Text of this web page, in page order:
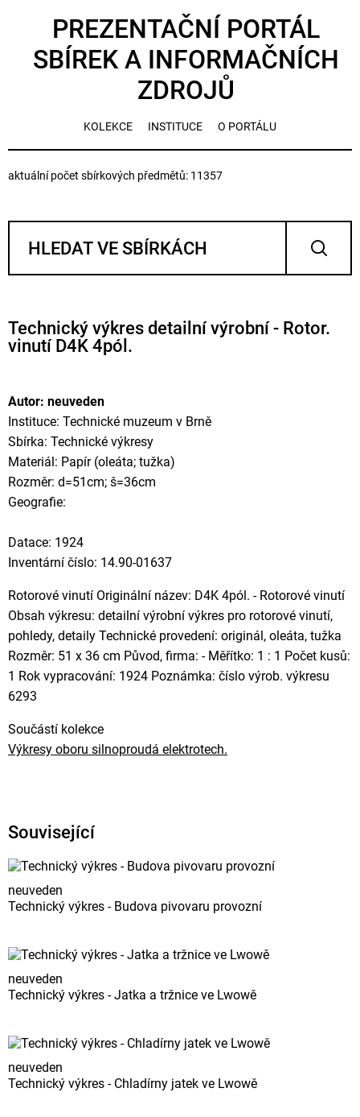
PREZENTAČNÍ PORTÁL
SBÍREK A INFORMAČNÍCH
ZDROJŮ
KOLEKCE INSTITUCE O PORTÁLU
aktuální počet sbírkových předmětů: 11357
Technický výkres detailní výrobní - Rotor.
vinutí D4K 4pól.
Autor: neuveden
Instituce: Technické muzeum v Brně
Sbírka: Technické výkresy
Materiál: Papír (oleáta; tužka)
Rozměr: d=51cm; š=36cm
Geografie:
Datace: 1924
Inventární číslo: 14.90-01637
Rotorové vinutí Originální název: D4K 4pól. - Rotorové vinutí
Obsah výkresu: detailní výrobní výkres pro rotorové vinutí,
pohledy, detaily Technické provedení: originál, oleáta, tužka
Rozměr: 51 x 36 cm Původ, firma: - Měřítko: 1 : 1 Počet kusů:
1 Rok vypracování: 1924 Poznámka: číslo výrob. výkresu
6293
Součástí kolekce
Výkresy oboru silnoproudá elektrotech.
Související
neuveden
Technický výkres - Budova pivovaru provozní
neuveden
Technický výkres - Jatka a tržnice ve Lwowě
neuveden
Technický výkres - Chladírny jatek ve Lwowě